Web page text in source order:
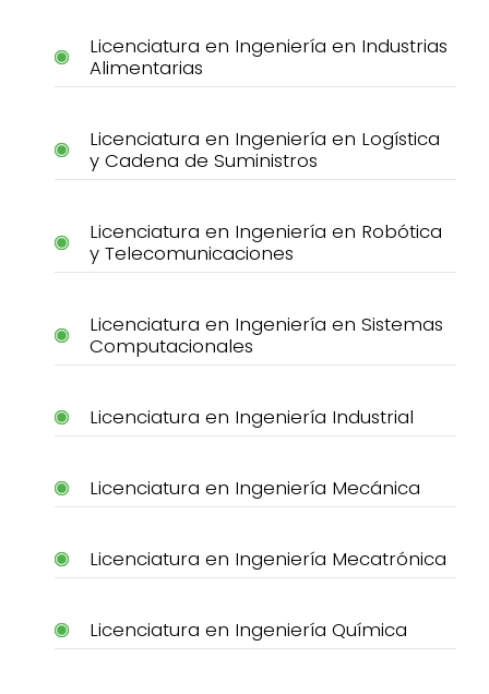
Licenciatura en Ingeniería en Industrias
Alimentarias
Licenciatura en Ingeniería en Logística
y Cadena de Suministros
Licenciatura en Ingeniería en Robótica
y Telecomunicaciones
Licenciatura en Ingeniería en Sistemas
Computacionales
Licenciatura en Ingeniería Industrial
Licenciatura en Ingeniería Mecánica
Licenciatura en Ingeniería Mecatrónica
Licenciatura en Ingeniería Química